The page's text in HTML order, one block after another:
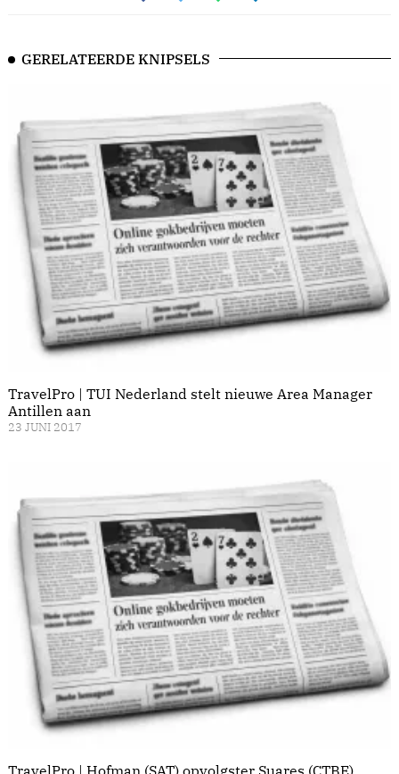
GERELATEERDE KNIPSELS
TravelPro | TUI Nederland stelt nieuwe Area Manager
Antillen aan
23 JUNI 2017